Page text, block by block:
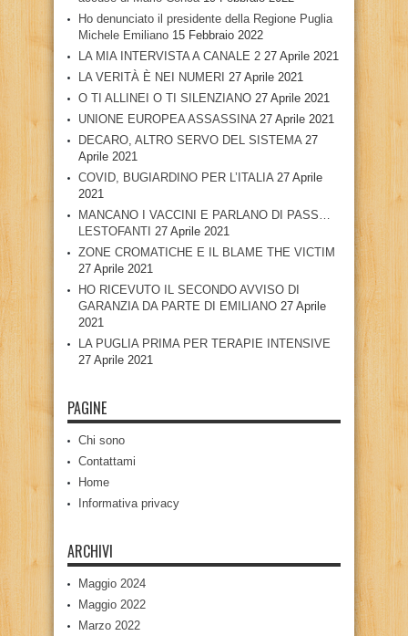
Ho denunciato il presidente della Regione Puglia
Michele Emiliano 15 Febbraio 2022
LA MIA INTERVISTA A CANALE 2 27 Aprile 2021
LA VERITÀ È NEI NUMERI 27 Aprile 2021
O TI ALLINEI O TI SILENZIANO 27 Aprile 2021
UNIONE EUROPEA ASSASSINA 27 Aprile 2021
DECARO, ALTRO SERVO DEL SISTEMA 27
Aprile 2021
COVID, BUGIARDINO PER L’ITALIA 27 Aprile
2021
MANCANO I VACCINI E PARLANO DI PASS…
LESTOFANTI 27 Aprile 2021
ZONE CROMATICHE E IL BLAME THE VICTIM
27 Aprile 2021
HO RICEVUTO IL SECONDO AVVISO DI
GARANZIA DA PARTE DI EMILIANO 27 Aprile
2021
LA PUGLIA PRIMA PER TERAPIE INTENSIVE
27 Aprile 2021
PAGINE
Chi sono
Contattami
Home
Informativa privacy
ARCHIVI
Maggio 2024
Maggio 2022
Marzo 2022